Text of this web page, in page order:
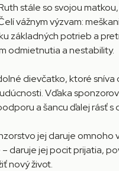
stále so svojou
vážnym výzvam:
základných potrieb a
odmietnutia a nestability.
dievčatko, ktoré sníva
Vďaka
a šancu ďalej rásť s
jej daruje omnoho
daruje jej pocit prijatia,
nový život.